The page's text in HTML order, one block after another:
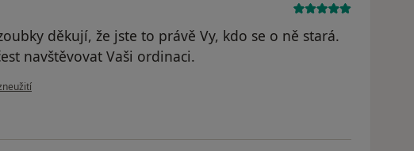
děkují, že jste to právě Vy, kdo se o ně stará.
navštěvovat Vaši ordinaci.
uživatele Pacient